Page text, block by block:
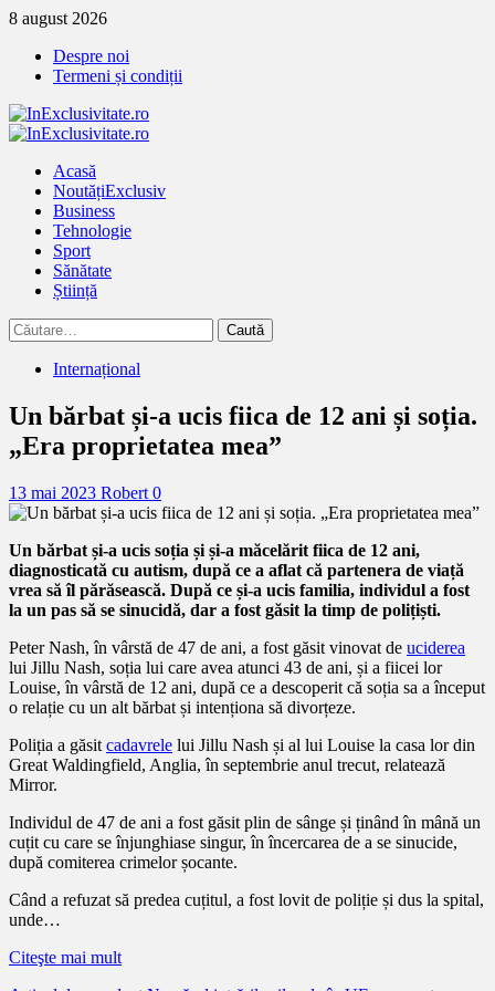
Treci
continut
8 august 2026
Despre noi
Termeni și condiții
Primary
Acasă
NoutățiExclusiv
Business
Tehnologie
Sport
Sănătate
Știință
Caută
după:
Internațional
Un bărbat și-a ucis fiica de 12 ani și soția.
„Era proprietatea mea”
13 mai 2023 Robert 0
Un bărbat și-a ucis soția și și-a măcelărit fiica de 12 ani,
diagnosticată cu autism, după ce a aflat că partenera de viață
vrea să îl părăsească. După ce și-a ucis familia, individul a fost
la un pas să se sinucidă, dar a fost găsit la timp de polițiști.
Peter Nash, în vârstă de 47 de ani, a fost găsit vinovat de uciderea
lui Jillu Nash, soția lui care avea atunci 43 de ani, și a fiicei lor
Louise, în vârstă de 12 ani, după ce a descoperit că soția sa a început
o relație cu un alt bărbat și intenționa să divorțeze.
Poliția a găsit cadavrele lui Jillu Nash și al lui Louise la casa lor din
Great Waldingfield, Anglia, în septembrie anul trecut, relatează
Mirror.
Individul de 47 de ani a fost găsit plin de sânge și ținând în mână un
cuțit cu care se înjunghiase singur, în încercarea de a se sinucide,
după comiterea crimelor șocante.
Când a refuzat să predea cuțitul, a fost lovit de poliție și dus la spital,
unde…
Citeşte mai mult